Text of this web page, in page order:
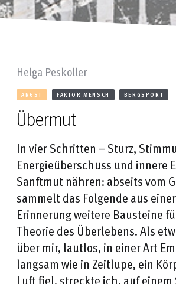
Übermut
ANGST FAKTOR MENSCH BERGSPORT
Helga Peskoller
In vier Schritten – Sturz,
Energieüberschuss und innere
Sanftmut nähren: abseits vom
sammelt das Folgende aus
Erinnerung weitere Bausteine
Theorie des Überlebens. Als
über mir, lautlos, in einer Art
langsam wie in Zeitlupe, ein
Luft fiel, streckte ich, auf